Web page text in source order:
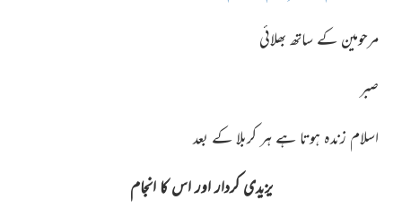
مرحومین کے ساتھ بھلائی
صبر
اسلام زندہ ہوتا ہے ہر کربلا کے بعد
یزیدی کردار اور اس کا انجام